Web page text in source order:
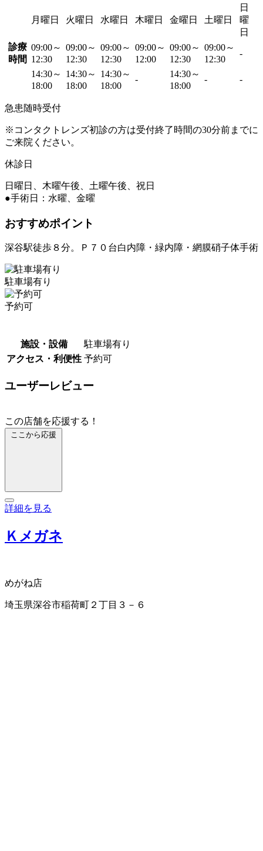
月曜日 火曜日 水曜日 木曜日 金曜日 土曜日
日
曜
日
診療
時間
09:00～
12:30
09:00～
12:30
09:00～
12:30
09:00～
12:00
09:00～
12:30
09:00～
12:30
-
14:30～
18:00
14:30～
18:00
14:30～
18:00
-
14:30～
18:00
- -
急患随時受付
※コンタクトレンズ初診の方は受付終了時間の30分前までに
ご来院ください。
休診日
日曜日、木曜午後、土曜午後、祝日
●手術日：水曜、金曜
おすすめポイント
深谷駅徒歩８分。Ｐ７０台白内障・緑内障・網膜硝子体手術
駐車場有り
予約可
施設・設備
駐車場有り
アクセス・利便性 予約可
ユーザーレビュー
この店舗を応援する！
ここから応援
詳細を見る
Ｋメガネ
めがね店
埼玉県深谷市稲荷町２丁目３－６